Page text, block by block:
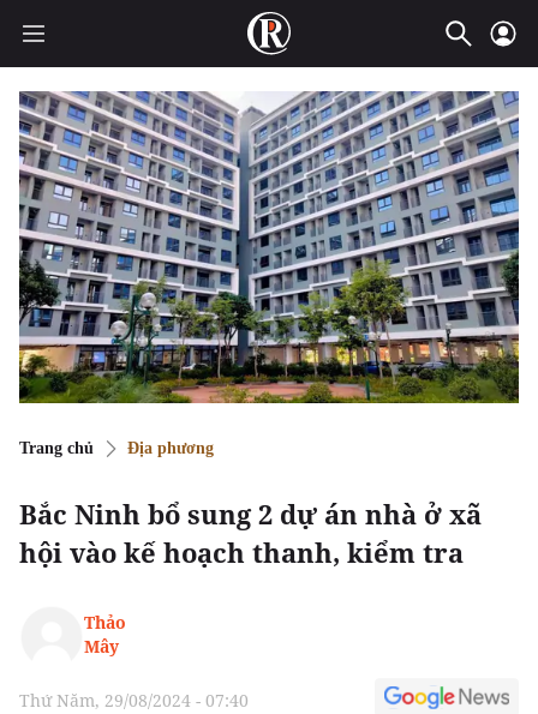
Trang chủ Địa phương
Bắc Ninh bổ sung 2 dự án nhà ở xã
hội vào kế hoạch thanh, kiểm tra
Thảo
Mây
Thứ Năm, 29/08/2024 - 07:40